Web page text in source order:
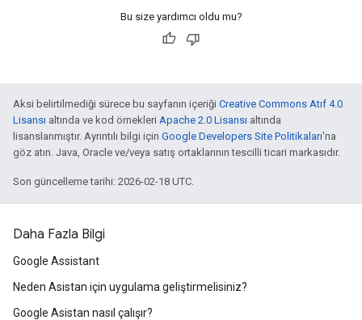
Bu size yardımcı oldu mu?
Aksi belirtilmediği sürece bu sayfanın içeriği Creative Commons Atıf 4.0
Lisansı altında ve kod örnekleri Apache 2.0 Lisansı altında
lisanslanmıştır. Ayrıntılı bilgi için Google Developers Site Politikaları'na
göz atın. Java, Oracle ve/veya satış ortaklarının tescilli ticari markasıdır.
Son güncelleme tarihi: 2026-02-18 UTC.
Daha Fazla Bilgi
Google Assistant
Neden Asistan için uygulama geliştirmelisiniz?
Google Asistan nasıl çalışır?